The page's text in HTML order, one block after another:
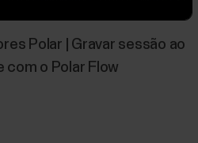
Polar | Gravar sessão ao
com o Polar Flow